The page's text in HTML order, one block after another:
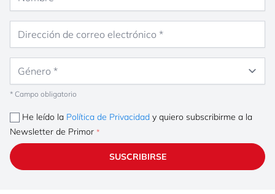
* Campo obligatorio
He leído la Política de Privacidad y quiero subscribirme a la
Newsletter de Primor
SUSCRIBIRSE